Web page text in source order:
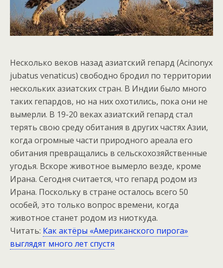
Несколько веков назад азиатский гепард (Acinonyx
jubatus venaticus) свободно бродил по территории
нескольких азиатских стран. В Индии было много
таких гепардов, но на них охотились, пока они не
вымерли. В 19-20 веках азиатский гепард стал
терять свою среду обитания в других частях Азии,
когда огромные части природного ареала его
обитания превращались в сельскохозяйственные
угодья. Вскоре животное вымерло везде, кроме
Ирана. Сегодня считается, что гепард родом из
Ирана. Поскольку в стране осталось всего 50
особей, это только вопрос времени, когда
животное станет родом из ниоткуда.
Читать: Как актёры «Американского пирога»
выглядят много лет спустя